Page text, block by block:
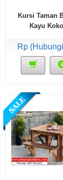
Kursi Taman
Kayu
Rp